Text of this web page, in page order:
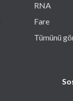
RNA
Fare
Tümünü